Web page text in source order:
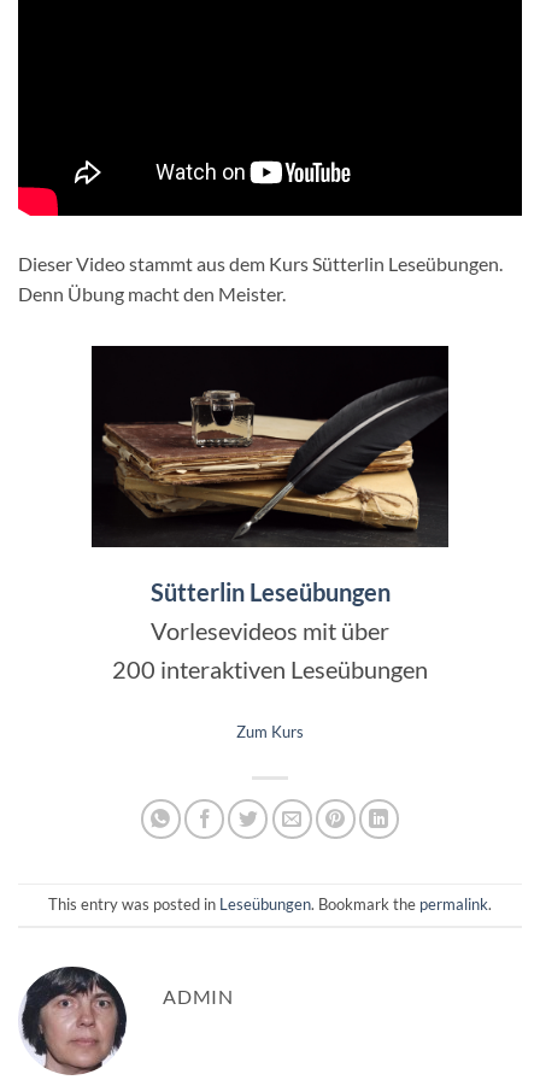
Dieser Video stammt aus dem Kurs Sütterlin Leseübungen.
Denn Übung macht den Meister.
Sütterlin Leseübungen
Vorlesevideos mit über
200 interaktiven Leseübungen
Zum Kurs
This entry was posted in Leseübungen. Bookmark the permalink.
ADMIN